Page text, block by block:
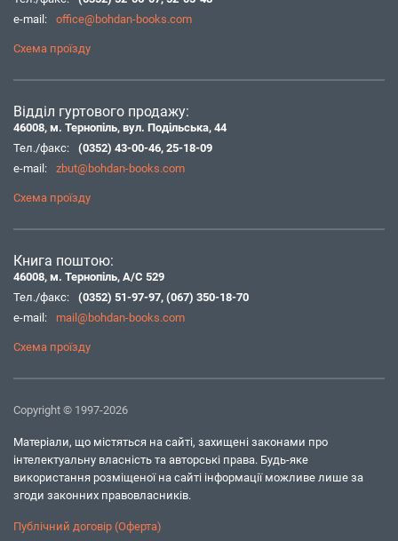
e-mail:
office@bohdan-books.com
Схема проїзду
Відділ гуртового продажу:
46008, м. Тернопіль, вул. Подільська, 44
Тел./факс:
(0352) 43-00-46, 25-18-09
e-mail:
zbut@bohdan-books.com
Схема проїзду
Книга поштою:
46008, м. Тернопіль, А/С 529
Тел./факс:
(0352) 51-97-97, (067) 350-18-70
e-mail:
mail@bohdan-books.com
Схема проїзду
Copyright © 1997-2026
Матеріали, що містяться на сайті, захищені законами про
інтелектуальну власність та авторські права. Будь-яке
використання розміщеної на сайті інформації можливе лише за
згоди законних правовласників.
Публічний договір (Оферта)